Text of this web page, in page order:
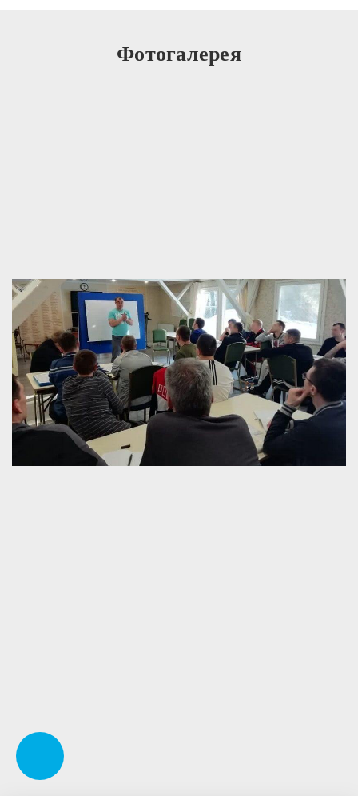
Фотогалерея